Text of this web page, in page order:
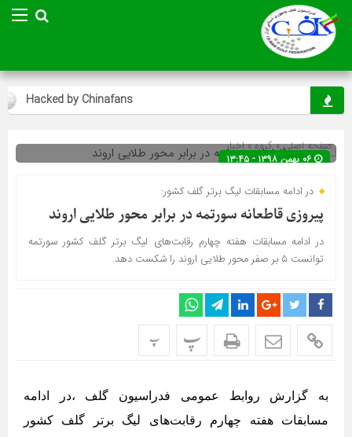
Hacked by Chinafans
صفحه اصلی» گروه »اخبار
۰۶ بهمن ۱۳۹۸ - ۱۳:۴۵
در ادامه مسابقات لیگ برتر گلف کشور:
پیروزی قاطعانه سورتمه در برابر محور طلایی اروند
در ادامه مسابقات هفته چهارم رقابت‌های لیگ برتر گلف کشور سورتمه
توانست ۵ بر صفر محور طلایی اروند را شکست دهد.
پ پ
به گزارش روابط عمومی فدراسیون گلف ،در ادامه
مسابقات هفته چهارم رقابت‌های لیگ برتر گلف کشور